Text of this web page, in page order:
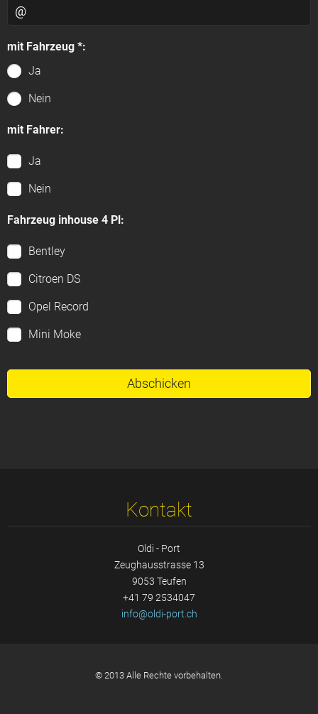
mit Fahrzeug *:
Ja
Nein
mit Fahrer:
Ja
Nein
Fahrzeug inhouse 4 Pl:
Bentley
Citroen DS
Opel Record
Mini Moke
Kontakt
Oldi - Port
Zeughausstrasse 13
9053 Teufen
+41 79 2534047
info@oldi-port.ch
© 2013 Alle Rechte vorbehalten.